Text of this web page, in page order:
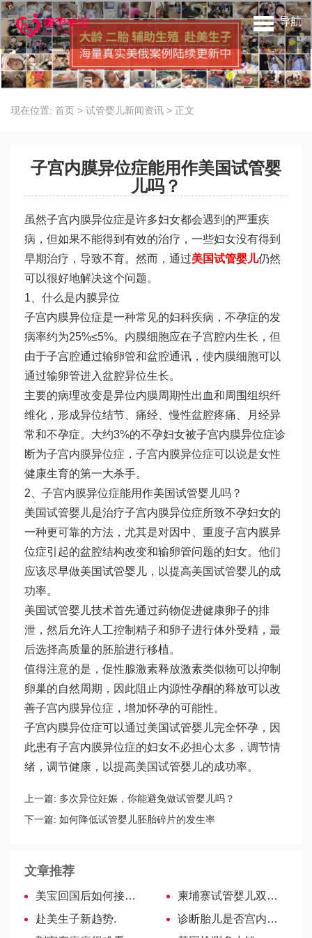
导航
现在位置: 首页 > 试管婴儿新闻资讯 > 正文
子宫内膜异位症能用作美国试管婴
儿吗？
虽然子宫内膜异位症是许多妇女都会遇到的严重疾
病，但如果不能得到有效的治疗，一些妇女没有得到
早期治疗，导致不育。然而，通过美国试管婴儿仍然
可以很好地解决这个问题。
1、什么是内膜异位
子宫内膜异位症是一种常见的妇科疾病，不孕症的发
病率约为25%≤5%。内膜细胞应在子宫腔内生长，但
由于子宫腔通过输卵管和盆腔通讯，使内膜细胞可以
通过输卵管进入盆腔异位生长。
主要的病理改变是异位内膜周期性出血和周围组织纤
维化，形成异位结节、痛经、慢性盆腔疼痛、月经异
常和不孕症。大约3%的不孕妇女被子宫内膜异位症诊
断为子宫内膜异位症，子宫内膜异位症可以说是女性
健康生育的第一大杀手。
2、子宫内膜异位症能用作美国试管婴儿吗？
美国试管婴儿是治疗子宫内膜异位症所致不孕妇女的
一种更可靠的方法，尤其是对因中、重度子宫内膜异
位症引起的盆腔结构改变和输卵管问题的妇女。他们
应该尽早做美国试管婴儿，以提高美国试管婴儿的成
功率。
美国试管婴儿技术首先通过药物促进健康卵子的排
泄，然后允许人工控制精子和卵子进行体外受精，最
后选择高质量的胚胎进行移植。
值得注意的是，促性腺激素释放激素类似物可以抑制
卵巢的自然周期，因此阻止内源性孕酮的释放可以改
善子宫内膜异位症，增加怀孕的可能性。
子宫内膜异位症可以通过美国试管婴儿完全怀孕，因
此患有子宫内膜异位症的妇女不必担心太多，调节情
绪，调节健康，以提高美国试管婴儿的成功率。
上一篇: 多次异位妊娠，你能避免做试管婴儿吗？
下一篇: 如何降低试管婴儿胚胎碎片的发生率
文章推荐
美宝回国后如何接种疫苗？
柬埔寨试管婴儿双胞胎成功率高，因为可以做到这4点！
赴美生子新趋势.
诊断胎儿是否宫内窘迫有标准，急性、慢性依据各不同-美国试管婴儿